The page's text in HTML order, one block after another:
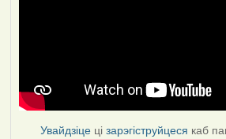
Увайдзіце цізарэгіструйцеся каб